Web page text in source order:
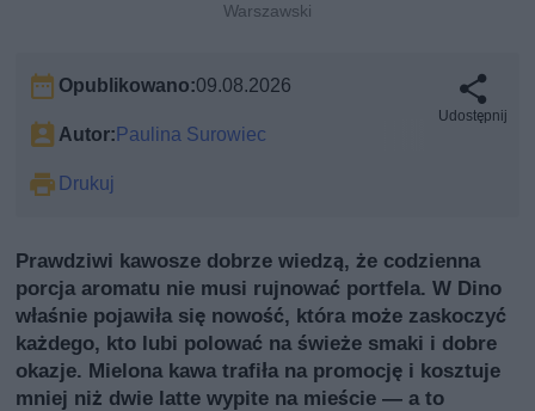
Warszawski
Opublikowano:09.08.2026
Autor:Paulina Surowiec
Drukuj
Udostępnij
Prawdziwi kawosze dobrze wiedzą, że codzienna
porcja aromatu nie musi rujnować portfela. W Dino
właśnie pojawiła się nowość, która może zaskoczyć
każdego, kto lubi polować na świeże smaki i dobre
okazje. Mielona kawa trafiła na promocję i kosztuje
mniej niż dwie latte wypite na mieście — a to